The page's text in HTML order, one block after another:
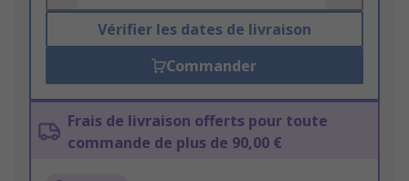
Vérifier les dates de livraison
Commander
Frais de livraison offerts pour toute
commande de plus de 90,00 €